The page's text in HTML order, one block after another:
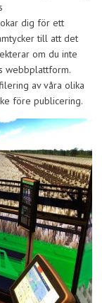
dig för ett
till att det
om du inte
webbplattform.
av våra olika
före publicering.